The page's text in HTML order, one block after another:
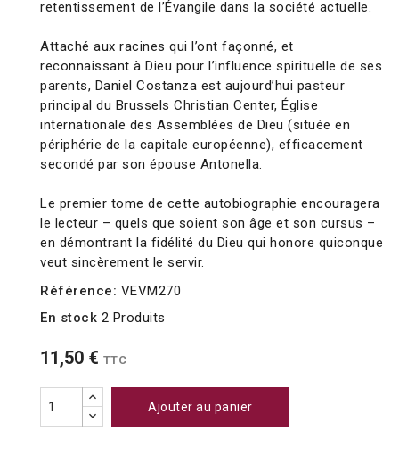
retentissement de l’Évangile dans la société actuelle.
Attaché aux racines qui l’ont façonné, et
reconnaissant à Dieu pour l’influence spirituelle de ses
parents, Daniel Costanza est aujourd’hui pasteur
principal du Brussels Christian Center, Église
internationale des Assemblées de Dieu (située en
périphérie de la capitale européenne), efficacement
secondé par son épouse Antonella.
Le premier tome de cette autobiographie encouragera
le lecteur – quels que soient son âge et son cursus –
en démontrant la fidélité du Dieu qui honore quiconque
veut sincèrement le servir.
Référence: VEVM270
En stock 2 Produits
11,50 € TTC
Ajouter au panier